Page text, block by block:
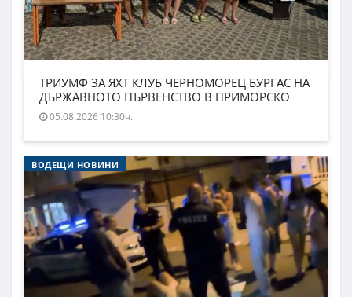
ТРИУМФ ЗА ЯХТ КЛУБ ЧЕРНОМОРЕЦ БУРГАС НА
ДЪРЖАВНОТО ПЪРВЕНСТВО В ПРИМОРСКО
05.08.2026 10:30ч.
ВОДЕЩИ НОВИНИ